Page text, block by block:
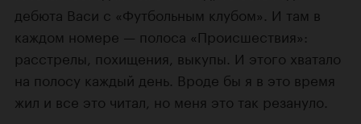
дебюта Васи с «Футбольным клубом». И там в
каждом номере — полоса «Происшествия»:
расстрелы, похищения, выкупы. И этого хватало
на полосу каждый день. Вроде бы я в это время
жил и все это читал, но меня это так резануло.